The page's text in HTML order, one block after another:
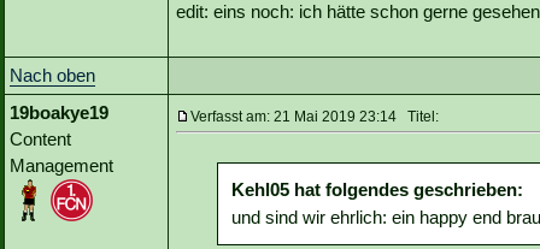
edit: eins noch: ich hätte schon gerne
Nach oben
19boakye19
Content
Management
Verfasst am: 21 Mai 2019 23:14 Titel:
Kehl05 hat folgendes geschrieben:
und sind wir ehrlich: ein happy end